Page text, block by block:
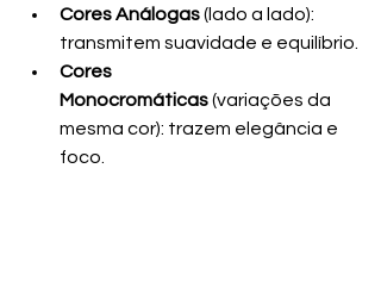
Cores Análogas (lado a lado):
transmitem suavidade e equilíbrio.
Cores
Monocromáticas (variações da
mesma cor): trazem elegância e
foco.